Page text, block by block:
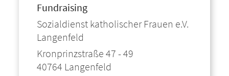
Fundraising
Sozialdienst katholischer Frauen e.V.
Langenfeld
Kronprinzstraße 47 - 49
40764 Langenfeld